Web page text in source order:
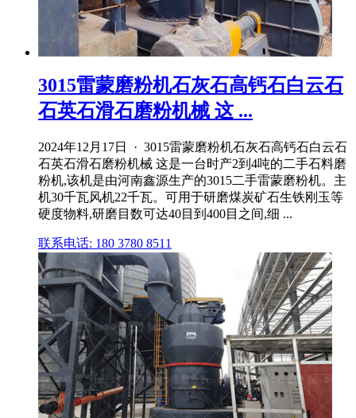
3015雷蒙磨粉机石灰石高钙石白云石
石英石滑石磨粉机械 这 ...
2024年12月17日 · 3015雷蒙磨粉机石灰石高钙石白云石
石英石滑石磨粉机械 这是一台时产2到4吨的二手石料磨
粉机,该机是由河南鑫源生产的3015二手雷蒙磨粉机。主
机30千瓦风机22千瓦。可用于研磨煤炭矿石生铁刚玉等
硬度物料,研磨目数可达40目到400目之间,细 ...
联系电话: 180 3780 8511